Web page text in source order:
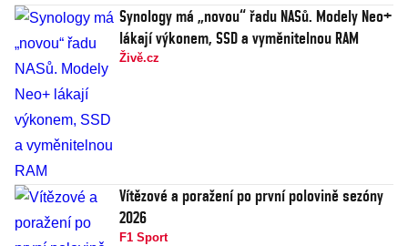
Synology má „novou“ řadu NASů. Modely Neo+
lákají výkonem, SSD a vyměnitelnou RAM
Živě.cz
Vítězové a poražení po první polovině sezóny
2026
F1 Sport